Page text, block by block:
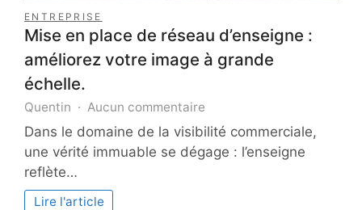
ENTREPRISE
Mise en place de réseau d’enseigne :
améliorez votre image à grande
échelle.
Quentin Aucun commentaire
Mise
place
Dans le domaine de la visibilité commerciale,
une vérité immuable se dégage : l’enseigne
reflète…
Lire l'article